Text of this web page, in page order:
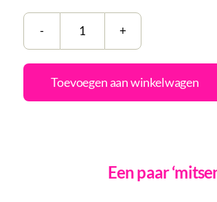
Mok
|
Dad
met
Toevoegen aan winkelwagen
Een paar